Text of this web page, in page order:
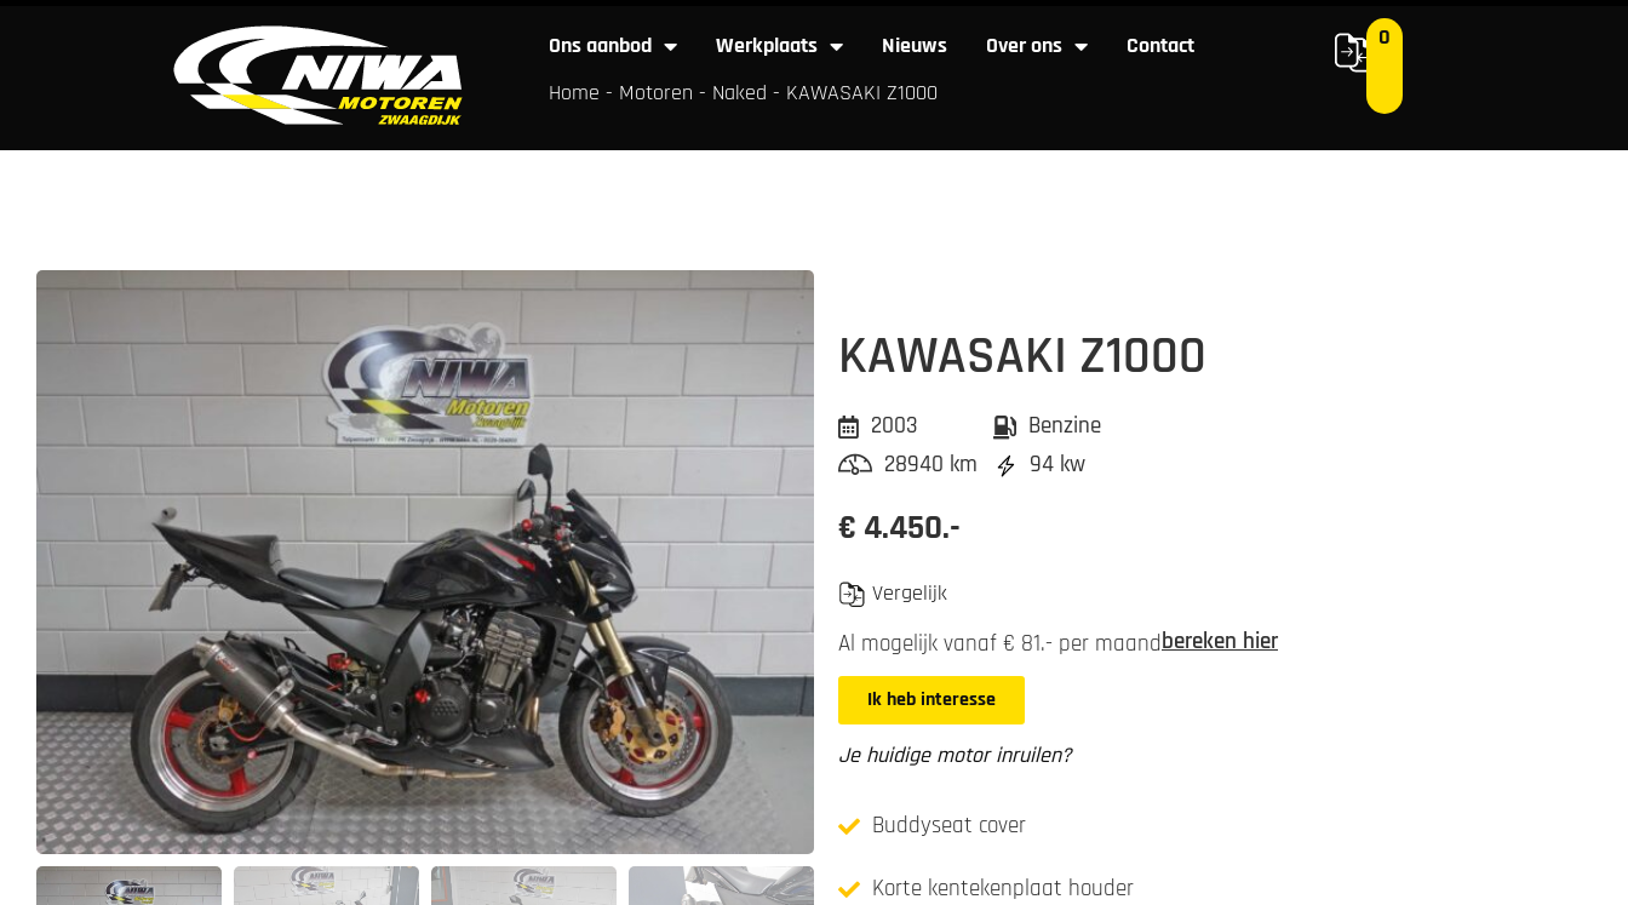
Ons aanbod Werkplaats Nieuws Over ons
Contact
Home - Motoren - Naked - KAWASAKI Z1000
0
Ons aanbod Werkplaats
KAWASAKI Z1000
2003
Benzine
28940 km
94 kw
€ 4.450.-
Vergelijk
Al mogelijk vanaf € 81.- per maandbereken hier
Ik heb interesse
Je huidige motor inruilen?
Buddyseat cover
Korte kentekenplaat houder